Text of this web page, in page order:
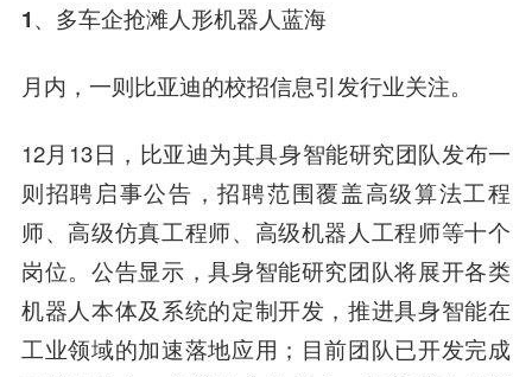
1、多车企抢滩人形机器人蓝海
月内，一则比亚迪的校招信息引发行业关注。
12月13日，比亚迪为其具身智能研究团队发布一
则招聘启事公告，招聘范围覆盖高级算法工程
师、高级仿真工程师、高级机器人工程师等十个
岗位。公告显示，具身智能研究团队将展开各类
机器人本体及系统的定制开发，推进具身智能在
工业领域的加速落地应用；目前团队已开发完成